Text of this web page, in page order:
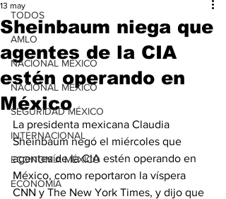
TODOS
AMLO
NACIONAL MÉXICO
NACIONAL MÉXICO
SEGURIDAD MÉXICO
INTERNACIONAL
ECONOMÍA MÉXICO
ECONOMÍA
Sheinbaum niega que
agentes de la CIA
estén operando en
México
13 may
La presidenta mexicana Claudia
Sheinbaum negó el miércoles que
agentes de la CIA estén operando en
México, como reportaron la víspera
CNN y The New York Times, y dijo que